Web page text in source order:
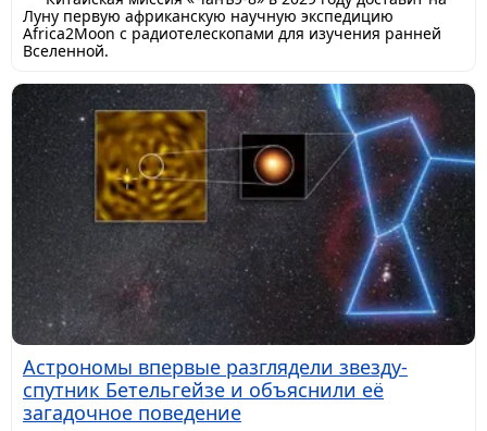
Луну первую африканскую научную экспедицию
Africa2Moon с радиотелескопами для изучения ранней
Вселенной.
Астрономы впервые разглядели звезду-
спутник Бетельгейзе и объяснили её
загадочное поведение